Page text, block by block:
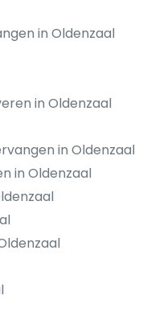
in Oldenzaal
in Oldenzaal
in Oldenzaal
in Oldenzaal